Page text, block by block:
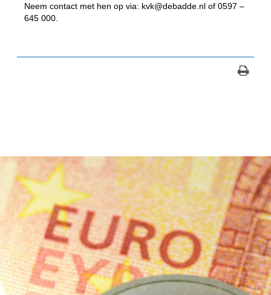
Neem contact met hen op via: kvk@debadde.nl of 0597 –
645 000.